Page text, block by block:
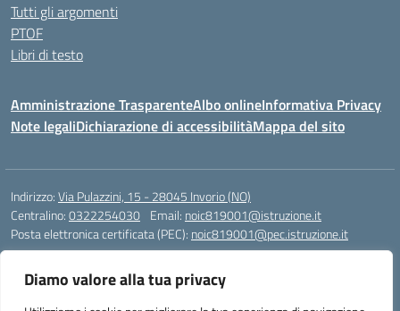
Diamo valore alla tua privacy
Tutti gli argomenti
PTOF
Libri di testo
Amministrazione TrasparenteAlbo onlineInformativa Privacy
Note legaliDichiarazione di accessibilitàMappa del sito
Indirizzo:Via Pulazzini, 15 - 28045 Invorio (NO)
Centralino:0322254030 Email: noic819001@istruzione.it
Posta elettronica certificata (PEC): noic819001@pec.istruzione.it
Codice meccanografico:NOIC819001
Codice Indice delle Pubbliche Amministrazioni (IPA): istsc_noic819001